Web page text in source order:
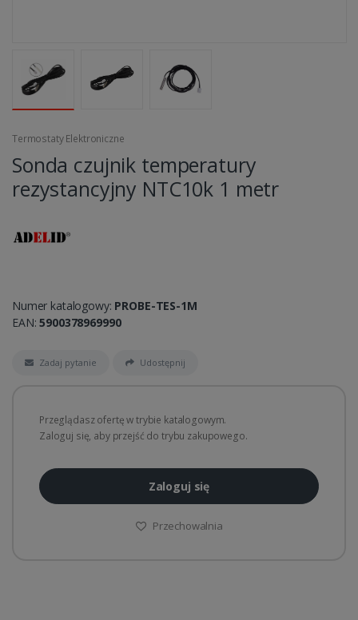
Termostaty Elektroniczne
Sonda czujnik temperatury
rezystancyjny NTC10k 1 metr
Numer katalogowy: PROBE-TES-1M
EAN:5900378969990
Zadaj pytanie Udostępnij
Przeglądasz ofertę w trybie katalogowym.
Zaloguj się, aby przejść do trybu zakupowego.
Zaloguj się
Przechowalnia